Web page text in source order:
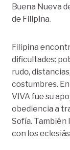
Buena Nueva
de Filipina.
Filipina
dificultades:
rudo,
costumbres.
VIVA fue su
obediencia a
Sofía. También
con los